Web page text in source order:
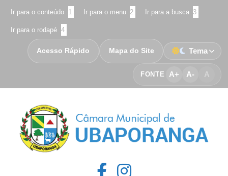
Ir para o conteúdo 1 Ir para o menu 2 Ir para a busca 3
Ir para o rodapé 4
FONTE A+ A- A
Acesso Rápido Mapa do Site Tema